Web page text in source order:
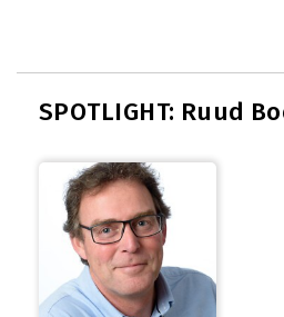
SPOTLIGHT: Ruud